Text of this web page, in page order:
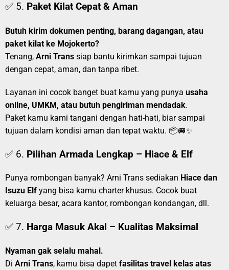
✅ 5. Paket Kilat Cepat & Aman
Butuh kirim dokumen penting, barang dagangan, atau
paket kilat ke Mojokerto?
Tenang, Arni Trans siap bantu kirimkan sampai tujuan
dengan cepat, aman, dan tanpa ribet.
Layanan ini cocok banget buat kamu yang punya usaha
online, UMKM, atau butuh pengiriman mendadak.
Paket kamu kami tangani dengan hati-hati, biar sampai
tujuan dalam kondisi aman dan tepat waktu. 📦🚐✨
✅ 6. Pilihan Armada Lengkap – Hiace & Elf
Punya rombongan banyak? Arni Trans sediakan Hiace dan
Isuzu Elf yang bisa kamu charter khusus. Cocok buat
keluarga besar, acara kantor, rombongan kondangan, dll.
✅ 7. Harga Masuk Akal – Kualitas Maksimal
Nyaman gak selalu mahal.
Di Arni Trans, kamu bisa dapet fasilitas travel kelas atas